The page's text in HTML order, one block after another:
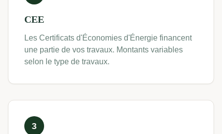
CEE
Les Certificats d'Économies d'Énergie financent
une partie de vos travaux. Montants variables
selon le type de travaux.
3